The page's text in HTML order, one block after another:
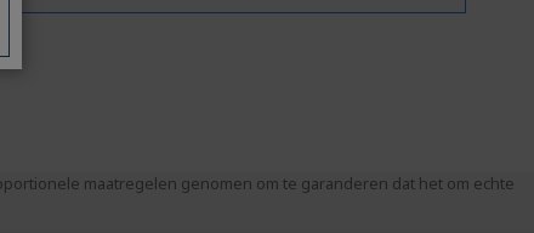
maatregelen genomen om te garanderen dat het om echte